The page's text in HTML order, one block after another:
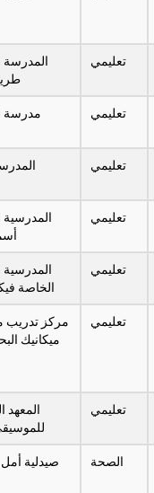
تعليمي
المدرسة
تعليمي مدرسة
تعليمي
تعليمي
المدرسية
تعليمي
المدرسية
الخاصة
تعليمي
مركز تدريب
ميكانيك
تعليمي
المعهد
الصحة صيدلية